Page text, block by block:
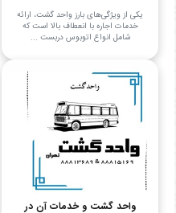
یکی از ویژگی‌های بارز واحد گشت، ارائه
خدمات اجاره با انعطاف بالا است که
شامل انواع اتوبوس دربست ...
واحد گشت و خدمات آن در